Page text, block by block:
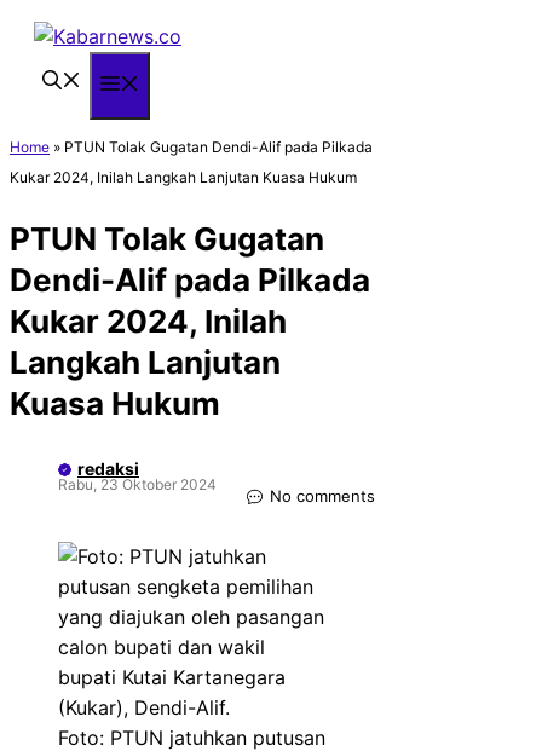
Langsung
Home » PTUN Tolak Gugatan Dendi-Alif pada Pilkada
Kukar 2024, Inilah Langkah Lanjutan Kuasa Hukum
PTUN Tolak Gugatan
Dendi-Alif pada Pilkada
Kukar 2024, Inilah
Langkah Lanjutan
Kuasa Hukum
redaksi
Rabu, 23 Oktober 2024
No comments
Foto: PTUN jatuhkan putusan